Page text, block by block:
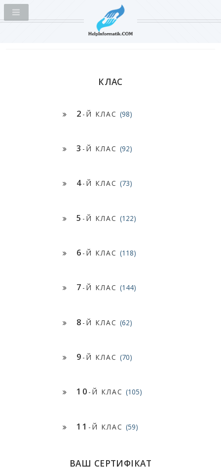
КЛАС
2 -Й КЛАС (98)
3 -Й КЛАС (92)
4-Й КЛАС (73)
5 -Й КЛАС (122)
6 -Й КЛАС (118)
7 -Й КЛАС (144)
8 -Й КЛАС (62)
9 -Й КЛАС (70)
10 -Й КЛАС (105)
11 -Й КЛАС (59)
ВАШ СЕРТИФІКАТ